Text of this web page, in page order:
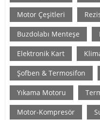
Motor Çeşitleri
Buzdolabı Menteşe
Elektronik Kart
Şofben & Termosifon
Yıkama Motoru
Motor-Kompresör